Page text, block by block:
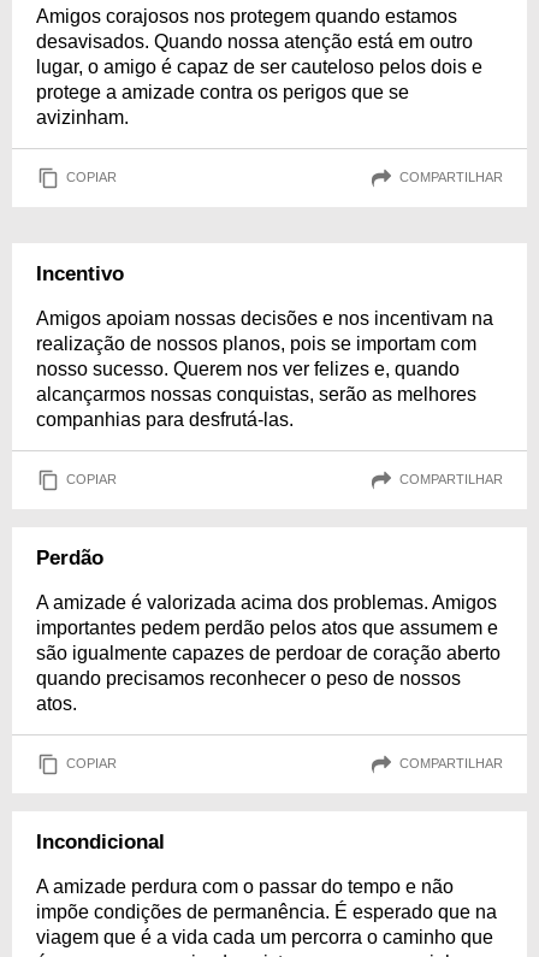
Amigos corajosos nos protegem quando estamos
desavisados. Quando nossa atenção está em outro
lugar, o amigo é capaz de ser cauteloso pelos dois e
protege a amizade contra os perigos que se
avizinham.
COPIAR COMPARTILHAR
Incentivo
Amigos apoiam nossas decisões e nos incentivam na
realização de nossos planos, pois se importam com
nosso sucesso. Querem nos ver felizes e, quando
alcançarmos nossas conquistas, serão as melhores
companhias para desfrutá-las.
COPIAR COMPARTILHAR
Perdão
A amizade é valorizada acima dos problemas. Amigos
importantes pedem perdão pelos atos que assumem e
são igualmente capazes de perdoar de coração aberto
quando precisamos reconhecer o peso de nossos
atos.
COPIAR COMPARTILHAR
Incondicional
A amizade perdura com o passar do tempo e não
impõe condições de permanência. É esperado que na
viagem que é a vida cada um percorra o caminho que